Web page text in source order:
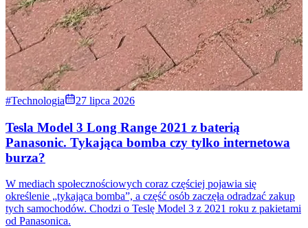
#Technologia 27 lipca 2026
Tesla Model 3 Long Range 2021 z baterią
Panasonic. Tykająca bomba czy tylko internetowa
burza?
W mediach społecznościowych coraz częściej pojawia się
określenie „tykająca bomba”, a część osób zaczęła odradzać zakup
tych samochodów. Chodzi o Teslę Model 3 z 2021 roku z pakietami
od Panasonica.